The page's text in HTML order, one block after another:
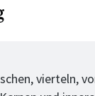
vierteln,